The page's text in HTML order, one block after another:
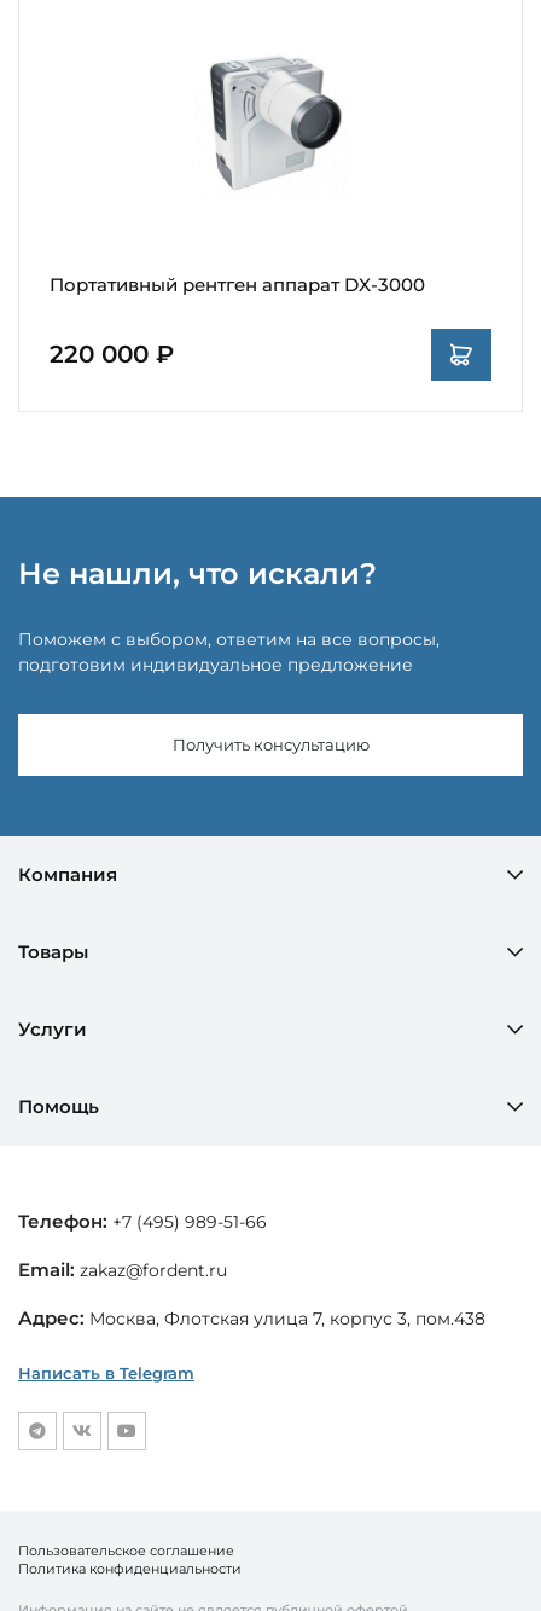
Портативный рентген аппарат DX-3000
220 000 ₽
Не нашли, что искали?
Поможем с выбором, ответим на все вопросы,
подготовим индивидуальное предложение
Получить консультацию
Компания
Товары
Услуги
Помощь
Телефон: +7 (495) 989-51-66
Email: zakaz@fordent.ru
Адрес: Москва, Флотская улица 7, корпус 3, пом.438
Написать в Telegram
Пользовательское соглашение
Политика конфиденциальности